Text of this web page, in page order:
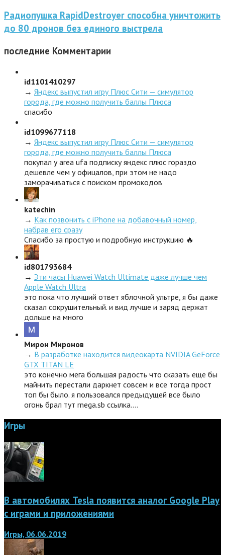
Радиопушка RapidDestroyer способна уничтожить
до 80 дронов без единого выстрела
последние Комментарии
id1101410297
→ Яндекс выпустил игру Плюс Сити — симулятор
города, где можно получить баллы Плюса
спасибо
id1099677118
→ Яндекс выпустил игру Плюс Сити — симулятор
города, где можно получить баллы Плюса
покупал у area ufa подписку яндекс плюс гораздо
дешевле чем у офицалов, при этом не надо
заморачиваться с поиском промокодов
katechin
→ Как позвонить с iPhone на добавочный номер,
набрав его сразу
Спасибо за простую и подробную инструкцию 🔥
id801793684
→ Эти часы Huawei Watch Ultimate даже лучше чем
Apple Watch Ultra
это пока что лучший ответ яблочной ультре, я бы даже
сказал сокрушительный. и вид лучше и заряд держат
дольше на много
Мирон Миронов
→ В разработке находится видеокарта NVIDIA GeForce
GTX TITAN LE
это конечно мега большая радость что сказать еще бы
майнить перестали даркнет совсем и все тогда прост
топ бы было. я пользовался предыдущей все было
огонь брал тут rnega.sb ссылка.…
Игры
В автомобилях Tesla появится аналог Google Play
с играми и приложениями
Игры, 06.06.2019